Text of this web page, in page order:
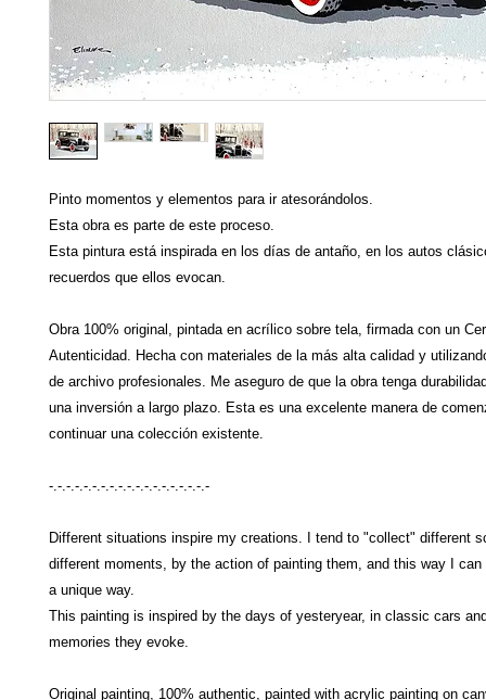
Pinto momentos y elementos para ir atesorándolos.
Esta obra es parte de este proceso.
Esta pintura está inspirada en los días de antaño, en los autos
recuerdos que ellos evocan.
Obra 100% original, pintada en acrílico sobre tela, firmada con un
Autenticidad. Hecha con materiales de la más alta calidad y
de archivo profesionales. Me aseguro de que la obra tenga
una inversión a largo plazo. Esta es una excelente manera de
continuar una colección existente.
-.-.-.-.-.-.-.-.-.-.-.-.-.-.-.-.-.-.-
Different situations inspire my creations. I tend to "collect" different
different moments, by the action of painting them, and this way I can
a unique way.
This painting is inspired by the days of yesteryear, in classic cars
memories they evoke.
Original painting, 100% authentic, painted with acrylic painting on